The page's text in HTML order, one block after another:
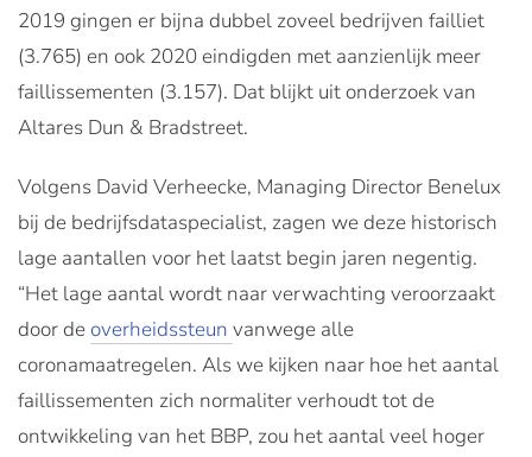
2019 gingen er bijna dubbel zoveel bedrijven failliet
(3.765) en ook 2020 eindigden met aanzienlijk meer
faillissementen (3.157). Dat blijkt uit onderzoek van
Altares Dun & Bradstreet.
Volgens David Verheecke, Managing Director Benelux
bij de bedrijfsdataspecialist, zagen we deze historisch
lage aantallen voor het laatst begin jaren negentig.
“Het lage aantal wordt naar verwachting veroorzaakt
door deoverheidssteun vanwege alle
coronamaatregelen. Als we kijken naar hoe het aantal
faillissementen zich normaliter verhoudt tot de
ontwikkeling van het BBP, zou het aantal veel hoger